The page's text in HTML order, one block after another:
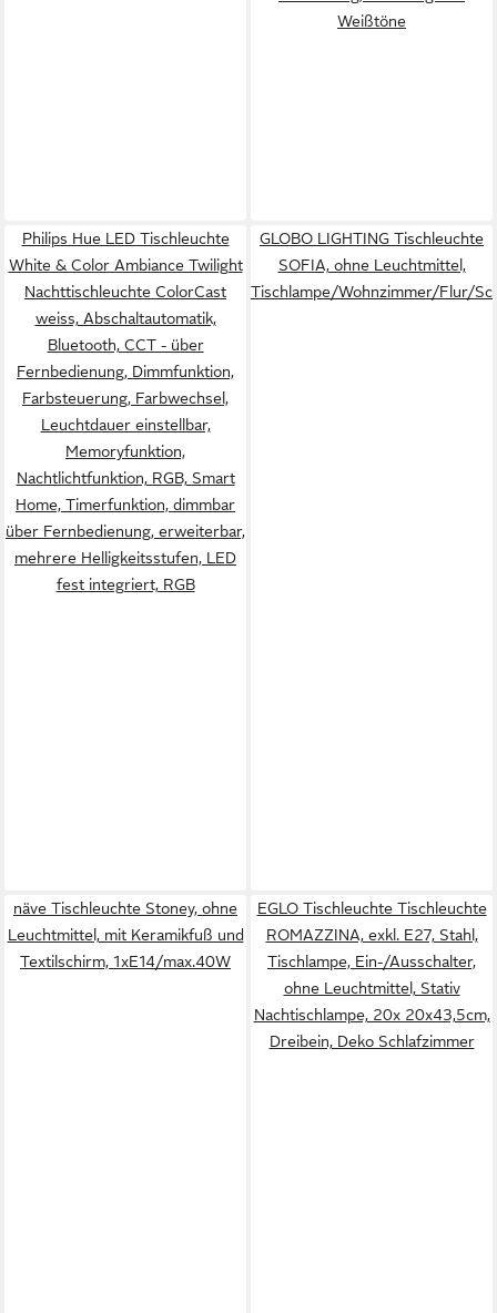
Weißtöne
Philips Hue LED Tischleuchte
White & Color Ambiance Twilight
Nachttischleuchte ColorCast
weiss, Abschaltautomatik,
Bluetooth, CCT - über
Fernbedienung, Dimmfunktion,
Farbsteuerung, Farbwechsel,
Leuchtdauer einstellbar,
Memoryfunktion,
Nachtlichtfunktion, RGB, Smart
Home, Timerfunktion, dimmbar
über Fernbedienung, erweiterbar,
mehrere Helligkeitsstufen, LED
fest integriert, RGB
GLOBO LIGHTING Tischleuchte
SOFIA, ohne Leuchtmittel,
Tischlampe/Wohnzimmer/Flur/
näve Tischleuchte Stoney, ohne
Leuchtmittel, mit Keramikfuß und
Textilschirm, 1xE14/max.40W
EGLO Tischleuchte Tischleuchte
ROMAZZINA, exkl. E27, Stahl,
Tischlampe, Ein-/Ausschalter,
ohne Leuchtmittel, Stativ
Nachtischlampe, 20x 20x43,5cm,
Dreibein, Deko Schlafzimmer